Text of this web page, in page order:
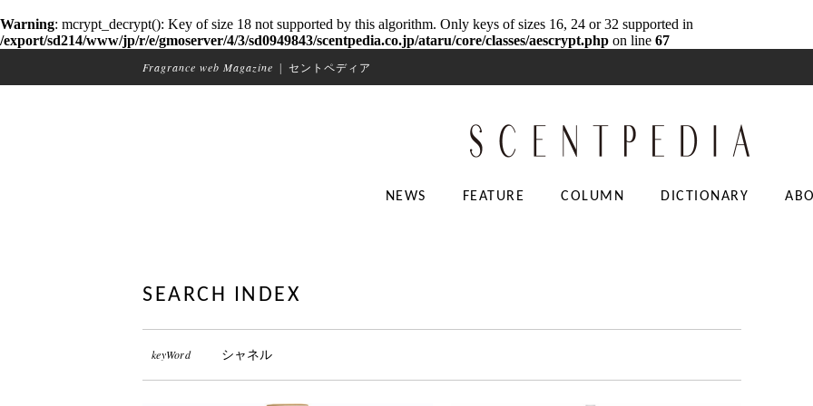
Warning: mcrypt_decrypt(): Key of size 18 not supported by this algorithm. Only keys of sizes 16, 24 or 32 supported in
/export/sd214/www/jp/r/e/gmoserver/4/3/sd0949843/scentpedia.co.jp/ataru/core/classes/aescrypt.php on line 67
Fragrance web Magazine セントペディア
NEWS FEATURE COLUMN DICTIONARY
SEARCH INDEX
keyWord シャネル